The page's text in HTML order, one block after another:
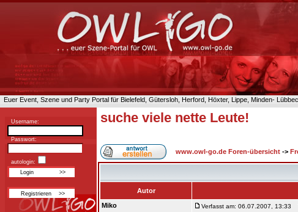
Euer Event, Szene und Party Portal für Bielefeld, Gütersloh, Herford, Höxter, Lippe, Minden-
Username:
Passwort:
autologin:
suche viele nette Leute!
www.owl-go.de Foren-übersicht ->
Autor
Miko
Verfasst am: 06.07.2007, 13:33